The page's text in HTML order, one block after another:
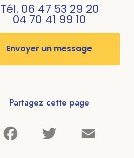
Tél. 06 47 53 29 20
04 70 41 99 10
Envoyer un message
Partagez cette page